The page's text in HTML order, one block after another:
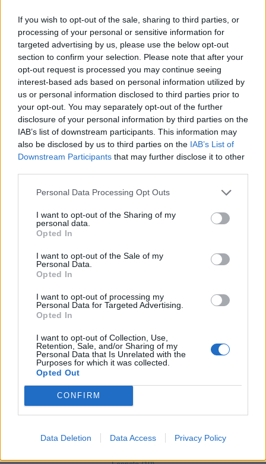
If you wish to opt-out of the sale, sharing to third parties, or
processing of your personal or sensitive information for
targeted advertising by us, please use the below opt-out
section to confirm your selection. Please note that after your
opt-out request is processed you may continue seeing
interest-based ads based on personal information utilized by
us or personal information disclosed to third parties prior to
your opt-out. You may separately opt-out of the further
disclosure of your personal information by third parties on the
IAB’s list of downstream participants. This information may
also be disclosed by us to third parties on the IAB’s List of
Downstream Participants that may further disclose it to other
Personal Data Processing Opt Outs
I want to opt-out of the Sharing of my
personal data.
Opted In
I want to opt-out of the Sale of my
Personal Data.
Opted In
I want to opt-out of processing my
Personal Data for Targeted Advertising.
Opted In
I want to opt-out of Collection, Use,
Retention, Sale, and/or Sharing of my
Personal Data that Is Unrelated with the
Purposes for which it was collected.
Opted Out
CONFIRM
Data Deletion Data Access Privacy Policy
Corna Imagna (6)
Cornalba (2)
Cortenuova (41)
Costa Valle Imagna (4)
Costa Serina (11)
Costa Volpino (280)
Covo (101)
Entratico (29)
Fara Olivana con Sola (27)
Filago (50)
Fino del Monte (14)
Fiorano al Serio (59)